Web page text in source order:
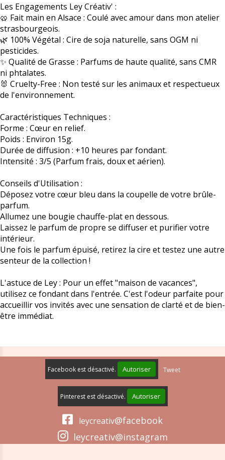
Les Engagements Ley Créativ' :
🥨 Fait main en Alsace : Coulé avec amour dans mon atelier
strasbourgeois.
🌿 100% Végétal : Cire de soja naturelle, sans OGM ni
pesticides.
✨ Qualité de Grasse : Parfums de haute qualité, sans CMR
ni phtalates.
🐰 Cruelty-Free : Non testé sur les animaux et respectueux
de l'environnement.
Caractéristiques Techniques :
Forme : Cœur en relief.
Poids : Environ 15g.
Durée de diffusion : +10 heures par fondant.
Intensité : 3/5 (Parfum frais, doux et aérien).
Conseils d'Utilisation :
Déposez votre cœur bleu dans la coupelle de votre brûle-
parfum.
Allumez une bougie chauffe-plat en dessous.
Laissez le parfum de propre se diffuser et purifier votre
intérieur.
Une fois le parfum épuisé, retirez la cire et testez une autre
senteur de la collection !
L'astuce de Ley : Pour un effet "maison de vacances",
utilisez ce fondant dans l'entrée. C'est l'odeur parfaite pour
accueillir vos invités avec une sensation de clarté et de bien-
être immédiat.
Facebook est désactivé. Autoriser Tweet
Pinterest est désactivé. Autoriser
 leycreativ@facebook
leycreativ@instagram